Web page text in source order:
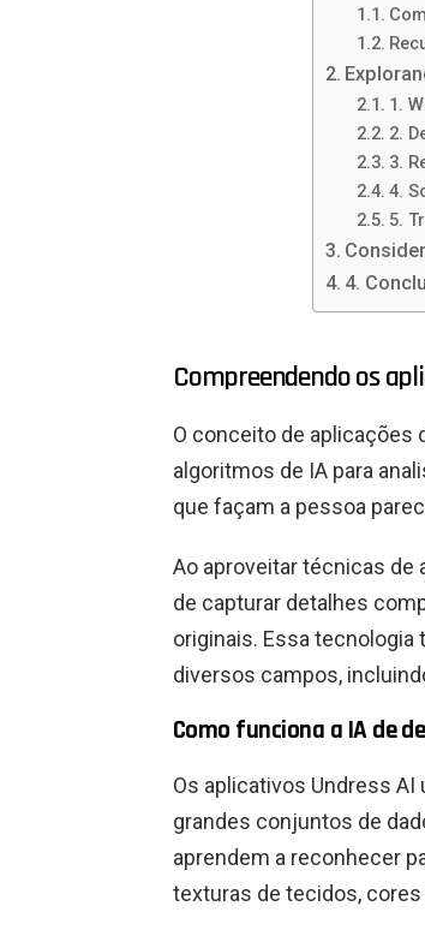
1.
2.
3.
4.
5.
4.
Compreendendo os
O conceito de aplicações
algoritmos de IA para
que façam a pessoa
Ao aproveitar técnicas de
de capturar detalhes
originais. Essa
diversos campos,
Como funciona a IA de
Os aplicativos Undress
grandes conjuntos de
aprendem a reconhecer
texturas de tecidos, cores